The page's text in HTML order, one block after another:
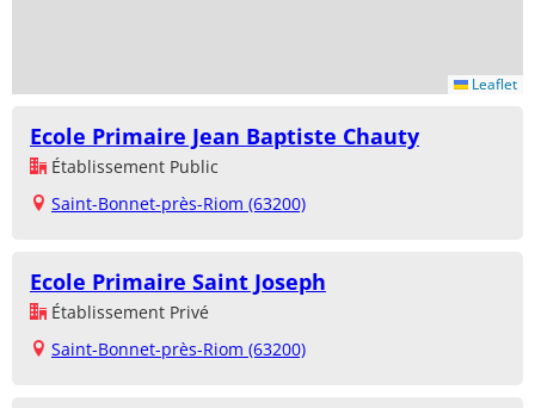
Leaflet
Ecole Primaire Jean Baptiste Chauty
Établissement Public
Saint-Bonnet-près-Riom (63200)
Ecole Primaire Saint Joseph
Établissement Privé
Saint-Bonnet-près-Riom (63200)